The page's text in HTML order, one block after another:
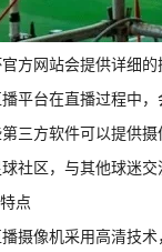
方网站会提供详细
平台在直播过程中
三方软件可以提供
社区，与其他球迷交
点
摄像机采用高清技